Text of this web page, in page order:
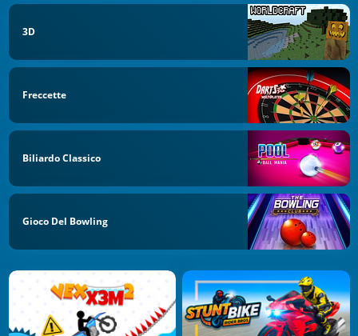
3D
Freccette
Biliardo Classico
Gioco Del Bowling